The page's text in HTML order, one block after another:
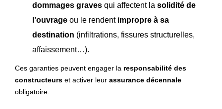
dommages graves qui affectent la solidité de
l’ouvrage ou le rendent impropre à sa
destination (infiltrations, fissures structurelles,
affaissement…).
Ces garanties peuvent engager la responsabilité des
constructeurs et activer leur assurance décennale
obligatoire.